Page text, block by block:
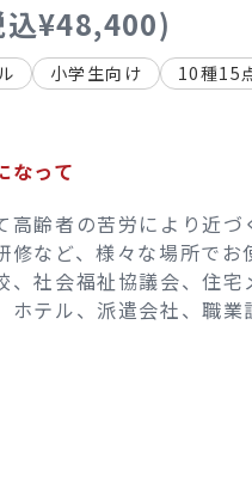
¥48,400)
小学生向け 10種15
なって
高齢者の苦労により近づ
など、様々な場所でお
、社会福祉協議会、住
ホテル、派遣会社、職